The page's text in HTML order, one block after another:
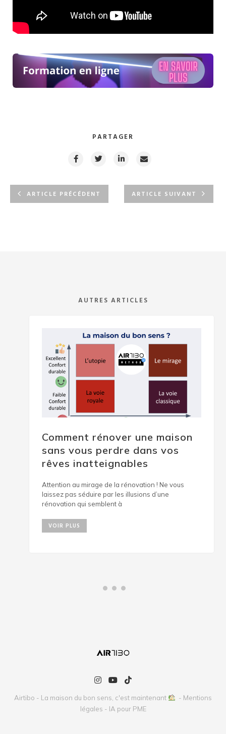
PARTAGER
ARTICLE PRÉCÉDENT ARTICLE SUIVANT
AUTRES ARTICLES
Comment rénover une maison
sans vous perdre dans vos
rêves inatteignables
Attention au mirage de la rénovation ! Ne vous
laissez pas séduire par les illusions d’une
rénovation qui semblent à
VOIR PLUS
Airtibo - La maison du bon sens, c'est maintenant - Mentions
légales - IA pour PME